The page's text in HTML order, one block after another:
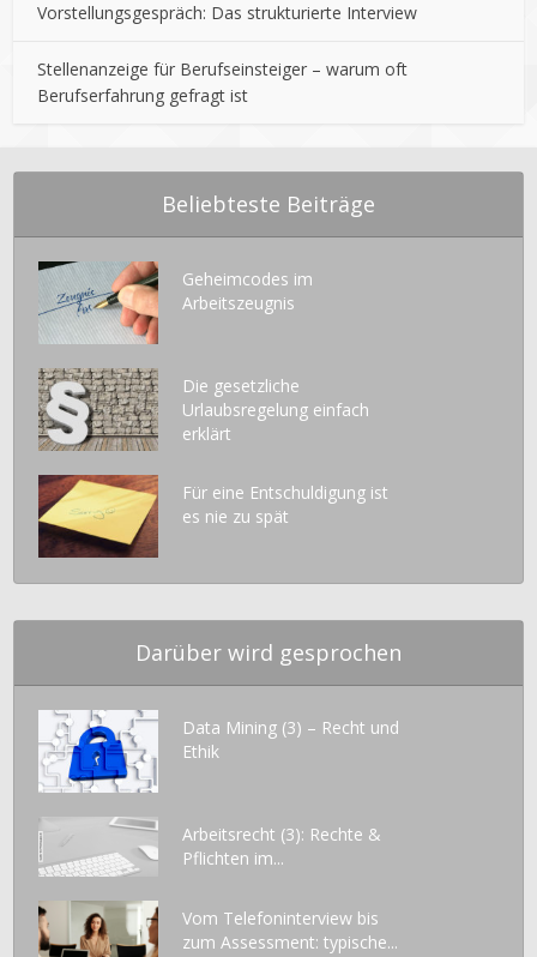
Vorstellungsgespräch: Das strukturierte Interview
Stellenanzeige für Berufseinsteiger – warum oft
Berufserfahrung gefragt ist
Beliebteste Beiträge
Geheimcodes im
Arbeitszeugnis
Die gesetzliche
Urlaubsregelung einfach
erklärt
Für eine Entschuldigung ist
es nie zu spät
Darüber wird gesprochen
Data Mining (3) – Recht und
Ethik
Arbeitsrecht (3): Rechte &
Pflichten im...
Vom Telefoninterview bis
zum Assessment: typische...